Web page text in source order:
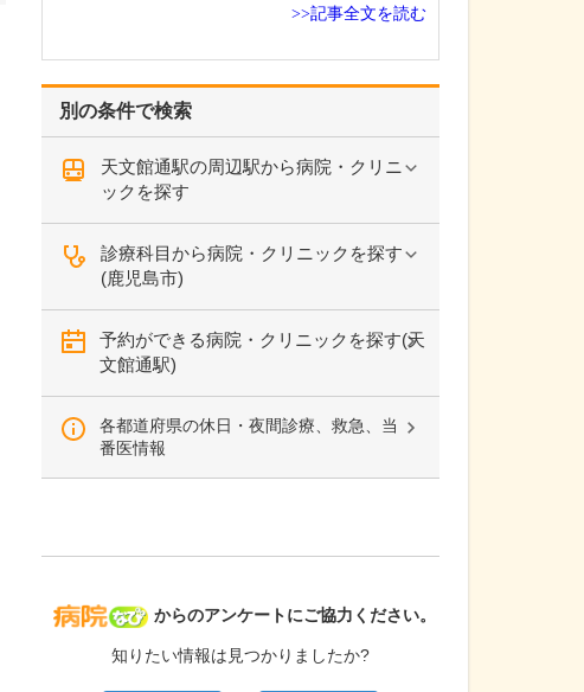
別の条件で検索
天文館通駅の周辺駅から病院・クリニ
ックを探す
診療科目から病院・クリニックを探す
(鹿児島市)
予約ができる病院・クリニックを探す(天
文館通駅)
各都道府県の休日・夜間診療、救急、当
番医情報
病院なび
からのアンケートにご協力ください。
知りたい情報は見つかりましたか?
>>記事全文を読む